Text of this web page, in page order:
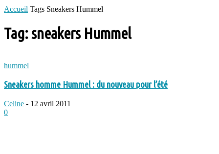
Accueil Tags Sneakers Hummel
Tag: sneakers Hummel
hummel
Sneakers homme Hummel : du nouveau pour l’été
Celine - 12 avril 2011
0